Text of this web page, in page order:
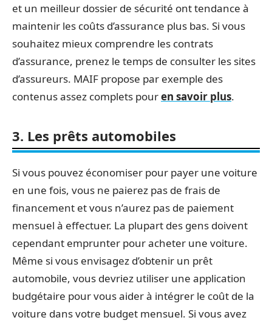
et un meilleur dossier de sécurité ont tendance à
maintenir les coûts d’assurance plus bas. Si vous
souhaitez mieux comprendre les contrats
d’assurance, prenez le temps de consulter les sites
d’assureurs. MAIF propose par exemple des
contenus assez complets pouren savoir plus.
3. Les prêts automobiles
Si vous pouvez économiser pour payer une voiture
en une fois, vous ne paierez pas de frais de
financement et vous n’aurez pas de paiement
mensuel à effectuer. La plupart des gens doivent
cependant emprunter pour acheter une voiture.
Même si vous envisagez d’obtenir un prêt
automobile, vous devriez utiliser une application
budgétaire pour vous aider à intégrer le coût de la
voiture dans votre budget mensuel. Si vous avez